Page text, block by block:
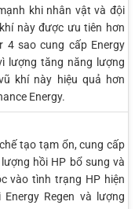
khi nhân vật và đội
này được ưu tiên hơn
4 sao cung cấp Energy
lượng tăng năng lượng
khí này hiệu quả hơn
Energy.
tạo tạm ổn, cung cấp
hồi HP bổ sung và
vào tình trạng HP hiện
Regen và lượng